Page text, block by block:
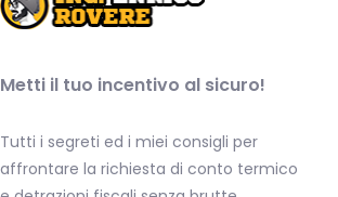
Metti il tuo incentivo al sicuro!
Tutti i segreti ed i miei consigli per
affrontare la richiesta di conto termico